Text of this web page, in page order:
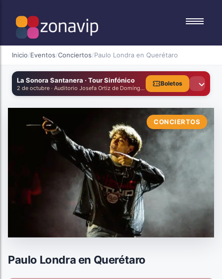
Conciertos
Deportes
Familiares
Congresos
Conciertos
Deportes
Familiares
Congresos
Inicio/Eventos/Conciertos/Paulo Londra en Querétaro
La Sonora Santanera · Tour Sinfónico
2 de octubre · Auditorio Josefa Ortiz de Domínguez, Querétaro
Boletos
CONCIERTOS
Paulo Londra en Querétaro